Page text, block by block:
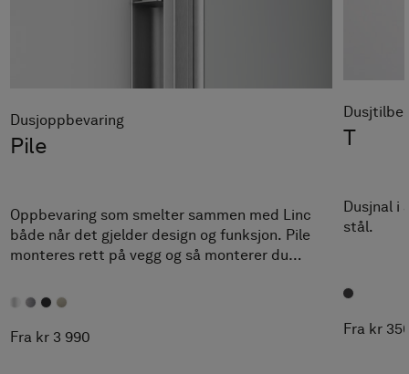
Dusjoppbevaring
Pile
Oppbevaring som smelter sammen med Linc
både når det gjelder design og funksjon. Pile
monteres rett på vegg og så monterer du
Fra kr 3 990
T
Dusjnal i
stål.
Fra kr